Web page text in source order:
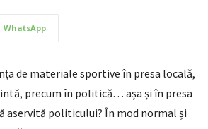
WhatsApp
de materiale sportive în presa locală,
precum în politică… așa și în presa
aservită politicului? În mod normal și